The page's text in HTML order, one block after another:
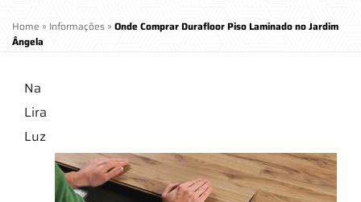
Home » Informações » Onde Comprar Durafloor Piso Laminado no Jardim
Ângela
Na
Lira
Luz